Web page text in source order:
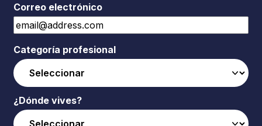
Correo electrónico
Categoría profesional
¿Dónde vives?